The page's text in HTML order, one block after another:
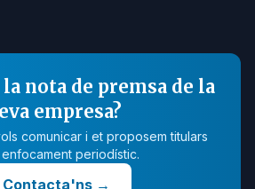
nota de premsa de la
empresa?
comunicar i et proposem titulars
periodístic.
Contacta'ns→